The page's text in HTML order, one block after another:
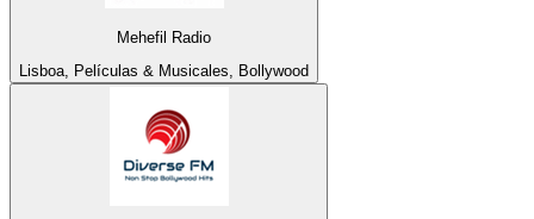
Mehefil Radio
Lisboa, Películas & Musicales, Bollywood